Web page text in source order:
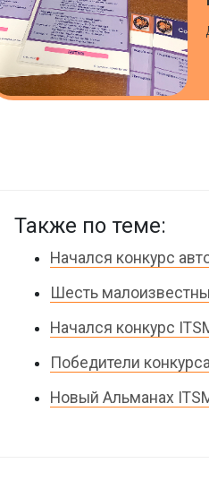
Также по теме:
Начался конкурс
Шесть
Начался конкурс
Победители
Новый Альманах